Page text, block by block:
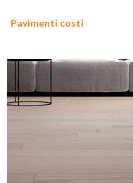
Pavimenti costi